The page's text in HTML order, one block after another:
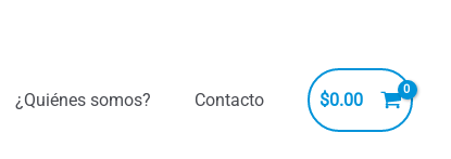
¿Quiénes somos? Contacto $0.00